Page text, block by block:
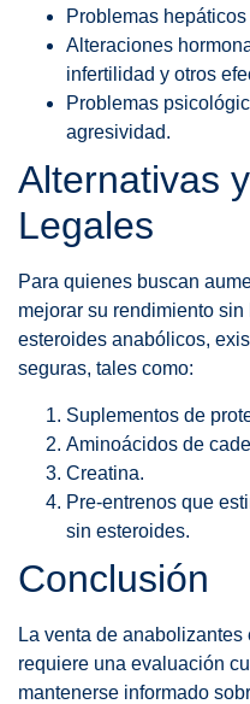
Problemas
Alteraciones
infertilidad y otros
Problemas
agresividad.
Alternativas
Legales
Para quienes buscan
mejorar su rendimiento
esteroides anabólicos,
seguras, tales como:
Suplementos de
Aminoácidos de
Creatina.
Pre-entrenos que
sin esteroides.
Conclusión
La venta de
requiere una evaluación
mantenerse informado